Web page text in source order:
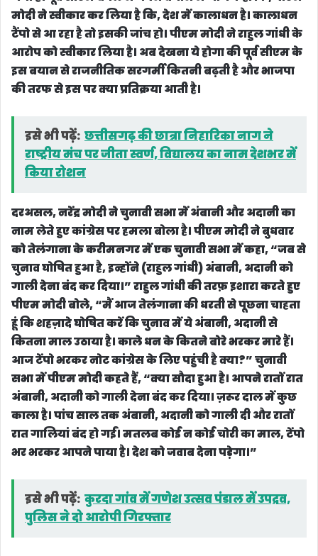
इसे भी पढ़ें: छत्तीसगढ़ की छात्रा निहारिका नाग ने
राष्ट्रीय मंच पर जीता स्वर्ण, विद्यालय का नाम देशभर में
किया रोशन
दरअसल, नरेंद्र मोदी ने चुनावी सभा में अंबानी और अदानी का
नाम लेते हुए कांग्रेस पर हमला बोला है। पीएम मोदी ने बुधवार
को तेलंगाना के करीमनगर में एक चुनावी सभा में कहा, “जब से
चुनाव घोषित हुआ है, इन्होंने (राहुल गांधी) अंबानी, अदानी को
गाली देना बंद कर दिया।” राहुल गांधी की तरफ़ इशारा करते हुए
हूं कि शहज़ादे घोषित करें कि चुनाव में ये अंबानी, अदानी से
कितना माल उठाया है। काले धन के कितने बोरे भरकर मारे हैं।
आज टेंपो भरकर नोट कांग्रेस के लिए पहुंची है क्या?” चुनावी
सभा में पीएम मोदी कहते हैं, “क्या सौदा हुआ है। आपने रातों रात
अंबानी, अदानी को गाली देना बंद कर दिया। ज़रूर दाल में कुछ
काला है। पांच साल तक अंबानी, अदानी को गाली दी और रातों
रात गालियां बंद हो गईं। मतलब कोई न कोई चोरी का माल, टेंपो
भर भरकर आपने पाया है। देश को जवाब देना पड़ेगा।”
इसे भी पढ़ें: कुरदा गांव में गणेश उत्सव पंडाल में उपद्रव,
पुलिस ने दो आरोपी गिरफ्तार